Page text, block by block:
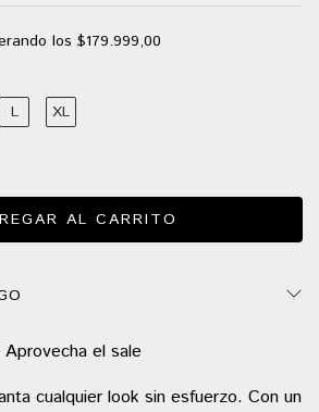
los $179.999,00
L XL
el sale
cualquier look sin esfuerzo. Con un